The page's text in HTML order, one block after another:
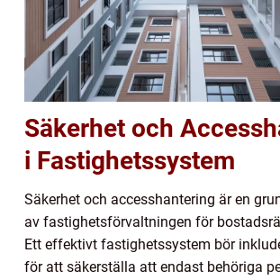
Säkerhet och
i Fastighetssystem
Säkerhet och accesshantering är en
av fastighetsförvaltningen för
Ett effektivt fastighetssystem bör
för att säkerställa att endast behöriga